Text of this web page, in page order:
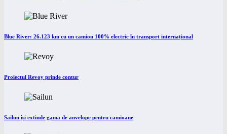
Blue River: 26.123 km cu un camion 100% electric în transport internațional
Proiectul Revoy prinde contur
Sailun își extinde gama de anvelope pentru camioane